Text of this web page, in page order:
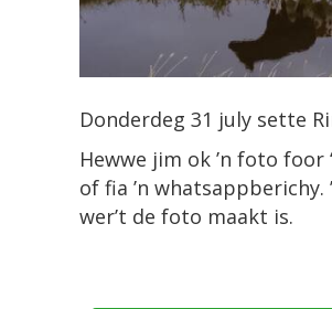
Donderdeg 31 july sette
Hewwe jim ok ’n foto foor
of fia ’n whatsappberichy.
wer’t de foto maakt is.